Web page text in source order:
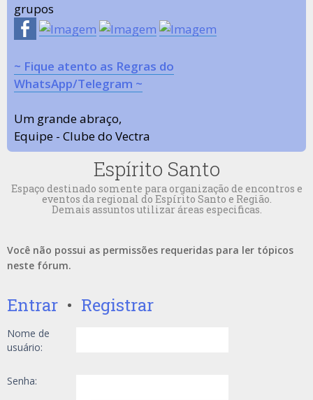
grupos
~ Fique atento as Regras do
WhatsApp/Telegram ~
Um grande abraço,
Equipe - Clube do Vectra
Espírito Santo
Espaço destinado somente para organização de encontros e
eventos da regional do Espírito Santo e Região.
Demais assuntos utilizar áreas especificas.
Você não possui as permissões requeridas para ler tópicos
neste fórum.
Entrar • Registrar
Nome de
usuário:
Senha: